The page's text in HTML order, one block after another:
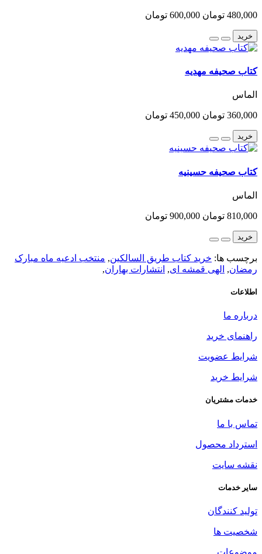
480,000 تومان 600,000 تومان
خرید
کتاب صحیفه مهدیه
الماس
360,000 تومان 450,000 تومان
خرید
کتاب صحیفه حسینیه
الماس
810,000 تومان 900,000 تومان
خرید
برچسب ها: خرید کتاب طریق السالکین, منتخب ادعیه ماه مبارک
رمضان, الهی قمشه ای, انتشارات بهاران,
اطلاعات
درباره ما
راهنمای خرید
شرایط عضویت
شرایط خرید
خدمات مشتریان
تماس با ما
استرداد محصول
نقشه سایت
سایر خدمات
تولید کنندگان
شخصیت ها
موضوعات